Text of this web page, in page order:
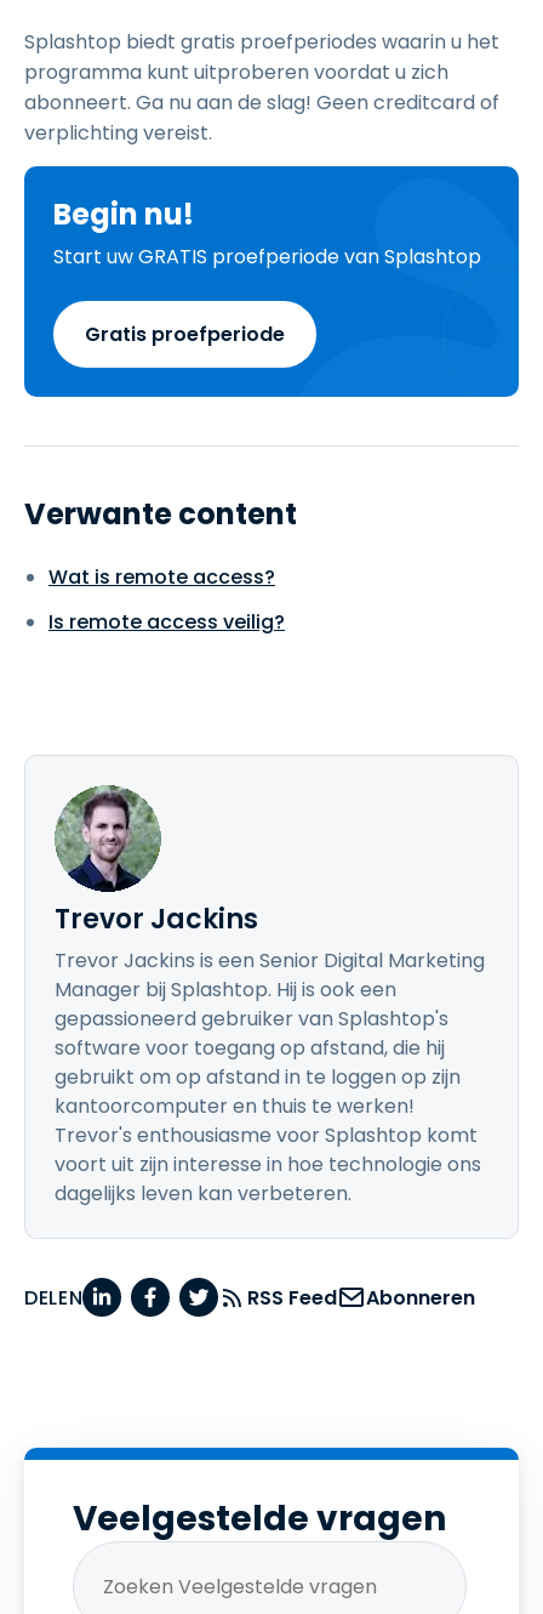
Splashtop biedt gratis proefperiodes waarin u het
programma kunt uitproberen voordat u zich
abonneert. Ga nu aan de slag! Geen creditcard of
verplichting vereist.
Begin nu!
Start uw GRATIS proefperiode van Splashtop
Gratis proefperiode
Verwante content
Wat is remote access?
Is remote access veilig?
Trevor Jackins
Trevor Jackins is een Senior Digital Marketing
Manager bij Splashtop. Hij is ook een
gepassioneerd gebruiker van Splashtop's
software voor toegang op afstand, die hij
gebruikt om op afstand in te loggen op zijn
kantoorcomputer en thuis te werken!
Trevor's enthousiasme voor Splashtop komt
voort uit zijn interesse in hoe technologie ons
dagelijks leven kan verbeteren.
DELEN RSS Feed Abonneren
Veelgestelde vragen